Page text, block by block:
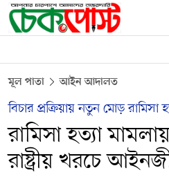
মূল পাতা আইন আদালত
বিচার প্রক্রিয়ায় নতুন মোড় রামিসা
রামিসা হত্যা
রাষ্ট্রীয় খরচে